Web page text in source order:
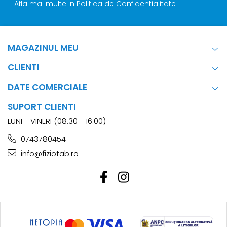
Afla mai multe in Politica de Confidentialitate
MAGAZINUL MEU
CLIENTI
DATE COMERCIALE
SUPORT CLIENTI
LUNI - VINERI (08:30 - 16:00)
0743780454
info@fiziotab.ro